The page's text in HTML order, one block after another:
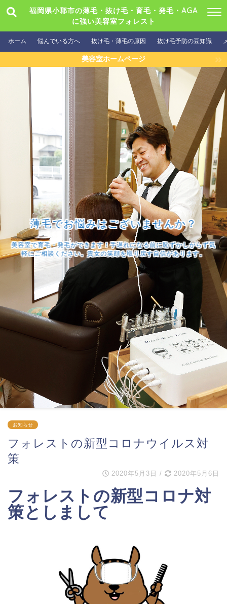
福岡県小郡市の薄毛・抜け毛・育毛・発毛・AGA
に強い美容室フォレスト
ホーム 悩んでいる方へ 抜け毛・薄毛の原因 抜け毛予防の豆知識
美容室ホームページ
薄毛でお悩みはございませんか？
美容室で育毛・発毛ができます！手遅れになる前に恥ずかしがらず気
軽にご相談ください。貴女の笑顔を取り戻す自信があります。
お知らせ
フォレストの新型コロナウイルス対
策
2020年5月3日 / 2020年5月6日
フォレストの新型コロナ対
策としまして